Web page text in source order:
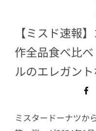
【ミスド速報
作全品食べ比
ルのエレガン
ミスタードーナツか